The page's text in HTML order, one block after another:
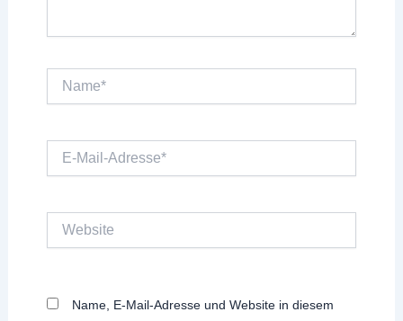
Name*
Mail-
Name, E-Mail-Adresse und Website in diesem